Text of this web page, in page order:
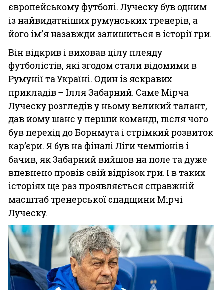
європейському футболі. Луческу був одним
із найвидатніших румунських тренерів, а
його ім’я назавжди залишиться в історії гри.
Він відкрив і виховав цілу плеяду
футболістів, які згодом стали відомими в
Румунії та Україні. Один із яскравих
прикладів – Ілля Забарний. Саме Мірча
Луческу розгледів у ньому великий талант,
дав йому шанс у першій команді, після чого
був перехід до Борнмута і стрімкий розвиток
кар’єри. Я був на фіналі Ліги чемпіонів і
бачив, як Забарний вийшов на поле та дуже
впевнено провів свій відрізок гри. І в таких
історіях ще раз проявляється справжній
масштаб тренерської спадщини Мірчі
Луческу.